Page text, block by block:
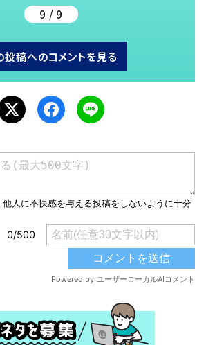
9 / 9
投稿へのコメントを見る